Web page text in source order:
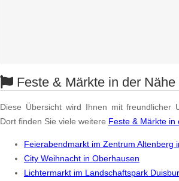
Feste & Märkte in der
Diese Übersicht wird Ihnen mit freundlicher
Dort finden Sie viele weitere Feste & Märkte in
Feierabendmarkt im Zentrum Altenberg
City Weihnacht in Oberhausen
Lichtermarkt im Landschaftspark